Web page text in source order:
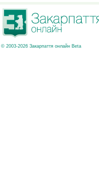
© 2003-2026 Закарпаття онлайн Beta